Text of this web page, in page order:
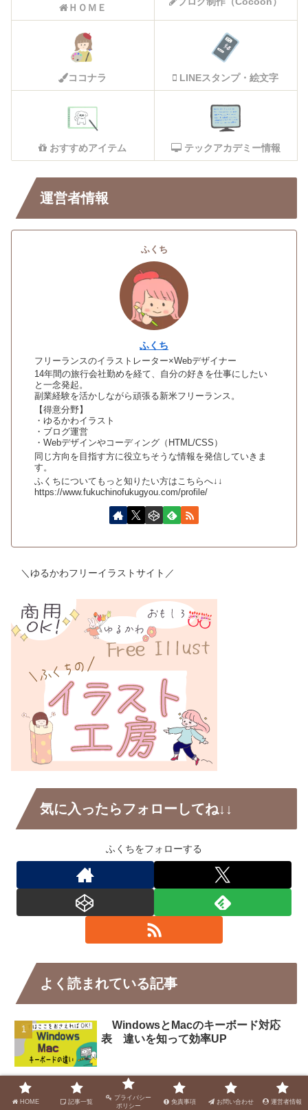
ＨＯＭＥ
ココナラ LINEスタンプ・絵文字
おすすめアイテム テックアカデミー情報
運営者情報
ふくち
ふくち
フリーランスのイラストレーター×Webデザイナー
14年間の旅行会社勤めを経て、自分の好きを仕事にしたい
と一念発起。
副業経験を活かしながら頑張る新米フリーランス。
【得意分野】
・ゆるかわイラスト
・ブログ運営
・Webデザインやコーディング（HTML/CSS）
同じ方向を目指す方に役立ちそうな情報を発信していきま
す。
ふくちについてもっと知りたい方はこちらへ↓↓
https://www.fukuchinofukugyou.com/profile/
＼ゆるかわフリーイラストサイト／
気に入ったらフォローしてね↓↓
ふくちをフォローする
よく読まれている記事
WindowsとMacのキーボード対応
表 違いを知って効率UP
ワコムのペンタブ（intuos） の初期設
定方法
HOME 記事一覧
プライバシー
ポリシー
免責事項 お問い合わせ 運営者情報